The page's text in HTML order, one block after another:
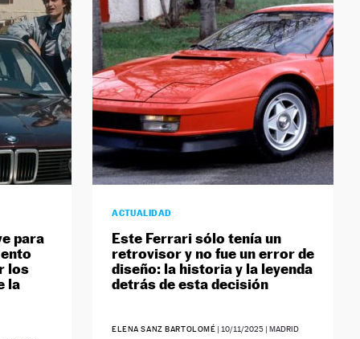
para
los
la
ACTUALIDAD
Este Ferrari sólo tenía un
retrovisor y no fue un error de
diseño: la historia y la leyenda
detrás de esta decisión
ELENA SANZ BARTOLOMÉ | 10/11/2025 | MADRID